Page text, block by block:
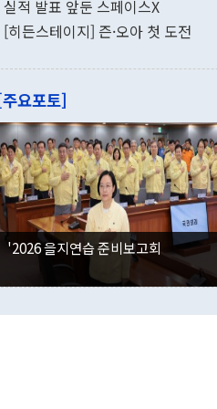
"우
관
이 9
며 "
은 "
잘
않았
사
권
뒤 "
부
를
련
하
기록
로
는
였
인
각
국
감
경
분
다.
다.
실적 발표 앞둔 스페이스X
[히든스테이지] 즌·오아 첫 도전
요포토]
'2026 을지연습 준비보고회